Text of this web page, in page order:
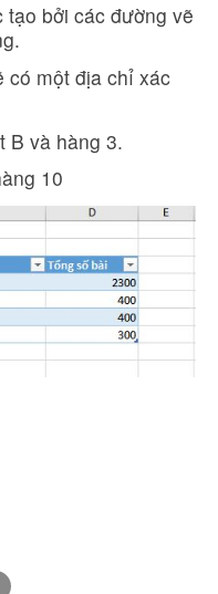
bởi các đường vẽ
có một địa chỉ xác
B và hàng 3.
10